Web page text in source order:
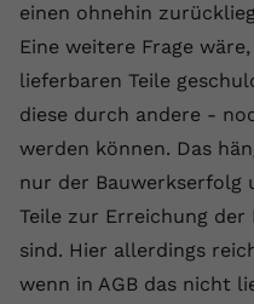
einen ohnehin
Eine weitere Frage
lieferbaren Teile
diese durch andere -
werden können. Das
nur der Bauwerkserfolg
Teile zur Erreichung
sind. Hier allerdings
wenn in AGB das nicht
Zweck
YouTube
Videos
Name
Anbieter